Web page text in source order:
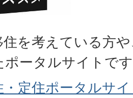
を考えている方
ポータルサイトで
・定住ポータルサ